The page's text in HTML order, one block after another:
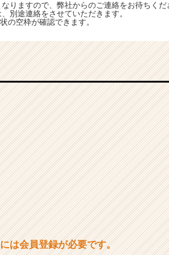
りますので、弊社からのご連絡をお待ちくだ
別途連絡をさせていただきます。
の空枠が確認できます。
は会員登録が必要です。